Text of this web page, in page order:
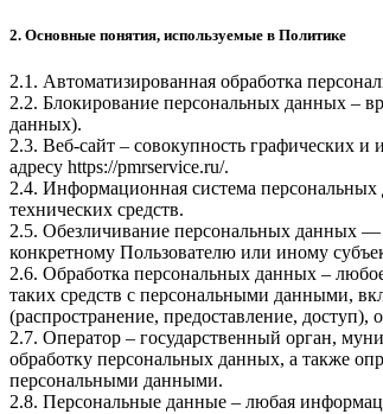
2. Основные понятия, используемые в Политике
2.1. Автоматизированная обработка
2.2. Блокирование персональных данных –
данных).
2.3. Веб-сайт – совокупность графических
адресу https://pmrservice.ru/.
2.4. Информационная система
технических средств.
2.5. Обезличивание персональных данных —
конкретному Пользователю или иному
2.6. Обработка персональных данных –
таких средств с персональными данными,
(распространение, предоставление,
2.7. Оператор – государственный орган,
обработку персональных данных, а также
персональными данными.
2.8. Персональные данные – любая